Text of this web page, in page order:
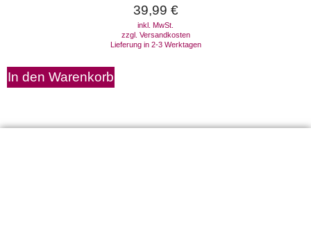
39,99 €
inkl. MwSt.
zzgl. Versandkosten
Lieferung in 2-3 Werktagen
In den Warenkorb